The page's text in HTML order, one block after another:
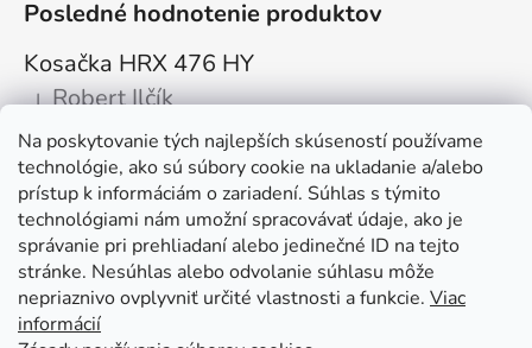
Na poskytovanie tých najlepších skúseností používame
technológie, ako sú súbory cookie na ukladanie a/alebo
prístup k informáciám o zariadení. Súhlas s týmito
technológiami nám umožní spracovávať údaje, ako je
správanie pri prehliadaní alebo jedinečné ID na tejto
stránke. Nesúhlas alebo odvolanie súhlasu môže
nepriaznivo ovplyvniť určité vlastnosti a funkcie. Viac
informácií
Posledné hodnotenie produktov
Kosačka HRX 476 HY
Hodnotenie produktu je 5 z 5 hviezdičiek.
| Robert Ilčík
Super. Odporúčam
Facebook